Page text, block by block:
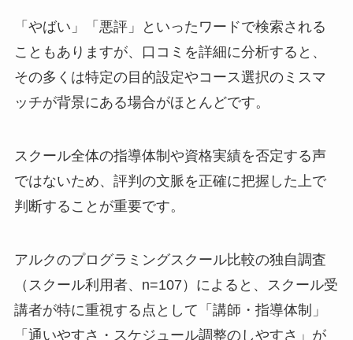
「やばい」「悪評」といったワードで検索される
こともありますが、口コミを詳細に分析すると、
その多くは特定の目的設定やコース選択のミスマ
ッチが背景にある場合がほとんどです。
スクール全体の指導体制や資格実績を否定する声
ではないため、評判の文脈を正確に把握した上で
判断することが重要です。
アルクのプログラミングスクール比較の独自調査
（スクール利用者、n=107）によると、スクール受
講者が特に重視する点として「講師・指導体制」
「通いやすさ・スケジュール調整のしやすさ」が